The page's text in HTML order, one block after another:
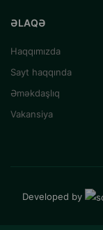
ƏLAQƏ
Haqqımızda
Sayt haqqında
Əməkdaşlıq
Vakansiya
Developed by